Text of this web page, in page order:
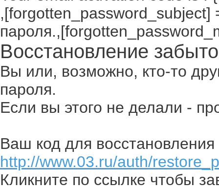
,[forgotten_password_subject]
Восстановление
Вы или, возможно, кто-то
пароля.
Если вы этого не делали -
Ваш код для восстановления
http://www.03.ru/auth/
Кликните по ссылке чтобы